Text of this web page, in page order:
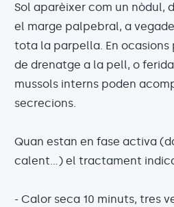
Sol aparèixer com un nòdul,
el marge palpebral, a
tota la parpella. En
de drenatge a la pell, o
mussols interns poden
secrecions.
Quan estan en fase activa
calent...) el tractament
- Calor seca 10 minuts, tres